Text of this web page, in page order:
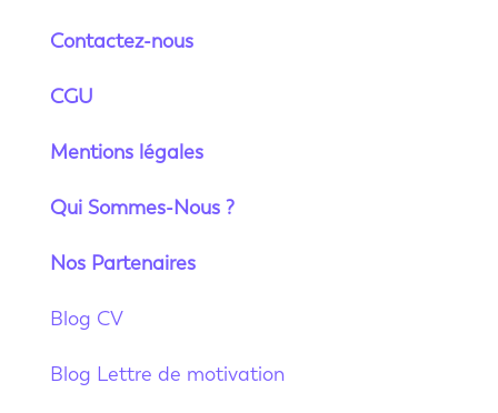
Contactez-nous
CGU
Mentions légales
Qui Sommes-Nous ?
Nos Partenaires
Blog CV
Blog Lettre de motivation